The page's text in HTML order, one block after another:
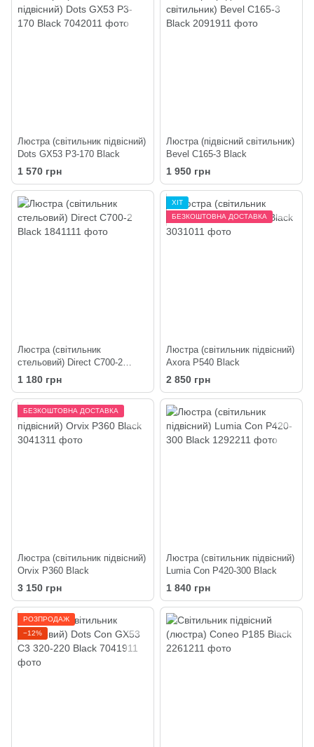
Люстра (світильник підвісний)
Dots GX53 P3-170 Black
1 570 грн
Люстра (підвісний світильник)
Bevel C165-3 Black
1 950 грн
Люстра (світильник
стельовий) Direct C700-2
Black
1 180 грн
ХІТ
БЕЗКОШТОВНА ДОСТАВКА
Люстра (світильник підвісний)
Axora P540 Black
2 850 грн
БЕЗКОШТОВНА ДОСТАВКА
Люстра (світильник підвісний)
Orvix P360 Black
3 150 грн
Люстра (світильник підвісний)
Lumia Con P420-300 Black
1 840 грн
РОЗПРОДАЖ
−12%